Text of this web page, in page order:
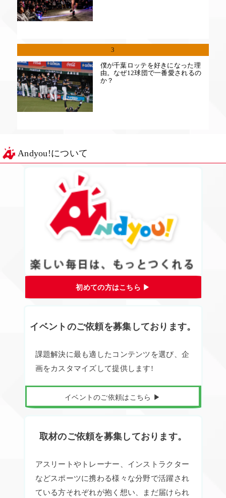
3
僕が千葉ロッテを好きになった理
由。なぜ12球団で一番愛されるの
か？
Andyou!について
初めての方はこちら ▶︎
イベントのご依頼を募集しております。
課題解決に最も適したコンテンツを選び、企
画をカスタマイズして提供します!
イベントのご依頼はこちら ▶︎
取材のご依頼を募集しております。
アスリートやトレーナー、インストラクター
などスポーツに携わる様々な分野で活躍され
ている方それぞれが抱く想い、まだ届けられ